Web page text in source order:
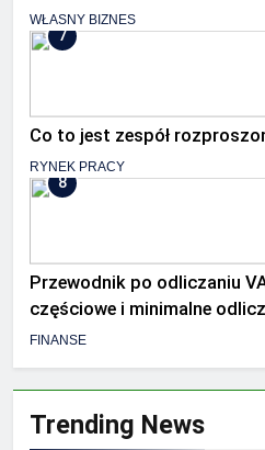
WŁASNY BIZNES
7
Co to jest zespół
RYNEK PRACY
8
Przewodnik po odliczaniu
częściowe i minimalne
FINANSE
Trending News